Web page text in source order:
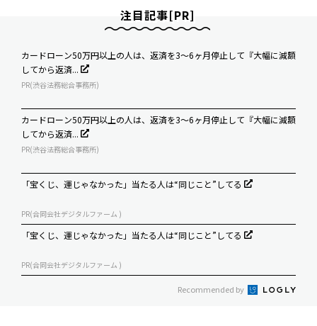
注目記事[PR]
カードローン50万円以上の人は、返済を3～6ヶ月停止して『大幅に減額
してから返済...
PR(渋谷法務総合事務所)
カードローン50万円以上の人は、返済を3～6ヶ月停止して『大幅に減額
してから返済...
PR(渋谷法務総合事務所)
「宝くじ、運じゃなかった」当たる人は“同じこと”してる
PR(合同会社デジタルファーム )
「宝くじ、運じゃなかった」当たる人は“同じこと”してる
PR(合同会社デジタルファーム )
Recommended by